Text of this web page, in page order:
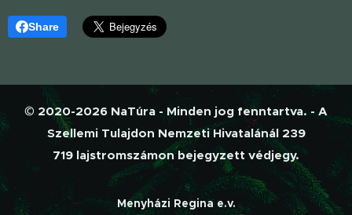
Share
© 2020-2026 NaTúra - Minden jog fenntartva. - A
Szellemi Tulajdon Nemzeti Hivatalánál 239
719 lajstromszámon bejegyzett védjegy.
Menyházi Regina e.v.